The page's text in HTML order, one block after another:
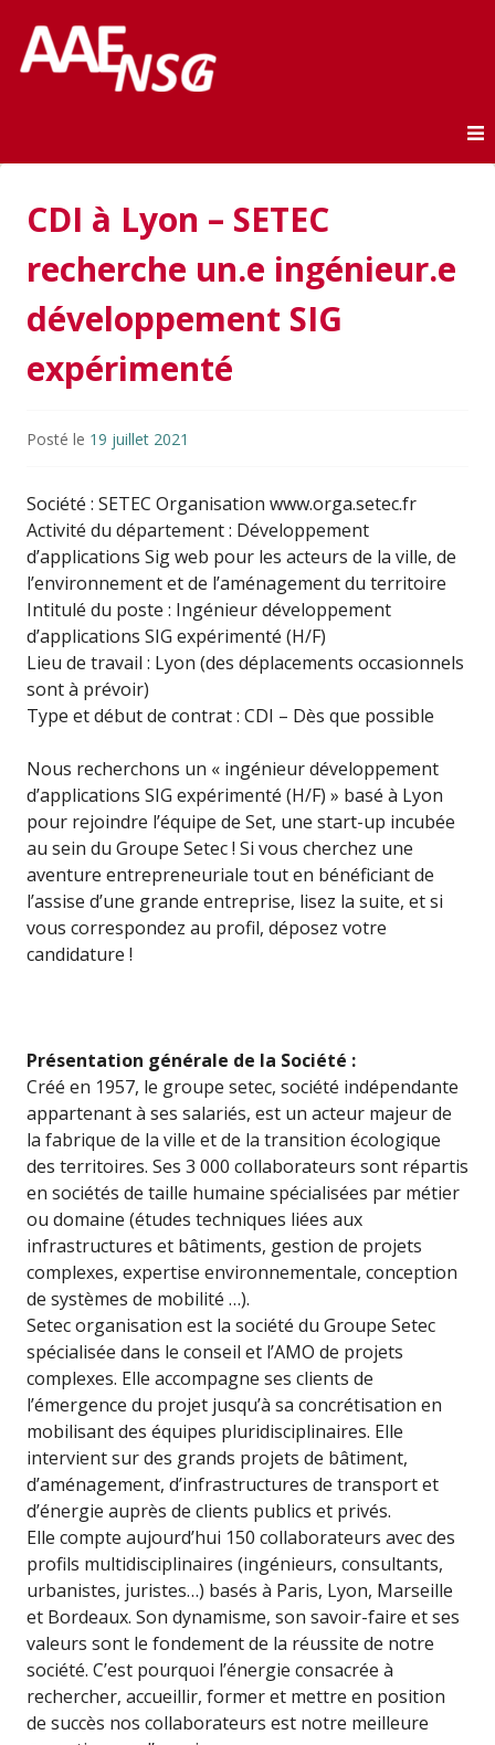
AAE-ENSG
CDI à Lyon – SETEC
recherche un.e ingénieur.e
développement SIG
expérimenté
Posté le 19 juillet 2021
Société : SETEC Organisation www.orga.setec.fr
Activité du département : Développement
d’applications Sig web pour les acteurs de la ville, de
l’environnement et de l’aménagement du territoire
Intitulé du poste : Ingénieur développement
d’applications SIG expérimenté (H/F)
Lieu de travail : Lyon (des déplacements occasionnels
sont à prévoir)
Type et début de contrat : CDI – Dès que possible
Nous recherchons un « ingénieur développement
d’applications SIG expérimenté (H/F) » basé à Lyon
pour rejoindre l’équipe de Set, une start-up incubée
au sein du Groupe Setec ! Si vous cherchez une
aventure entrepreneuriale tout en bénéficiant de
l’assise d’une grande entreprise, lisez la suite, et si
vous correspondez au profil, déposez votre
candidature !
Présentation générale de la Société :
Créé en 1957, le groupe setec, société indépendante
appartenant à ses salariés, est un acteur majeur de
la fabrique de la ville et de la transition écologique
des territoires. Ses 3 000 collaborateurs sont répartis
en sociétés de taille humaine spécialisées par métier
ou domaine (études techniques liées aux
infrastructures et bâtiments, gestion de projets
complexes, expertise environnementale, conception
de systèmes de mobilité …).
Setec organisation est la société du Groupe Setec
spécialisée dans le conseil et l’AMO de projets
complexes. Elle accompagne ses clients de
l’émergence du projet jusqu’à sa concrétisation en
mobilisant des équipes pluridisciplinaires. Elle
intervient sur des grands projets de bâtiment,
d’aménagement, d’infrastructures de transport et
d’énergie auprès de clients publics et privés.
Elle compte aujourd’hui 150 collaborateurs avec des
profils multidisciplinaires (ingénieurs, consultants,
urbanistes, juristes…) basés à Paris, Lyon, Marseille
et Bordeaux. Son dynamisme, son savoir-faire et ses
valeurs sont le fondement de la réussite de notre
société. C’est pourquoi l’énergie consacrée à
rechercher, accueillir, former et mettre en position
de succès nos collaborateurs est notre meilleure